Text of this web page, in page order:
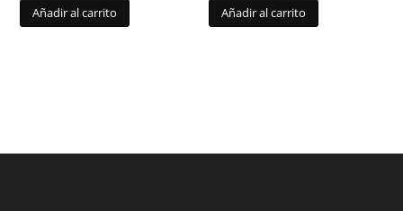
Añadir al carrito Añadir al carrito